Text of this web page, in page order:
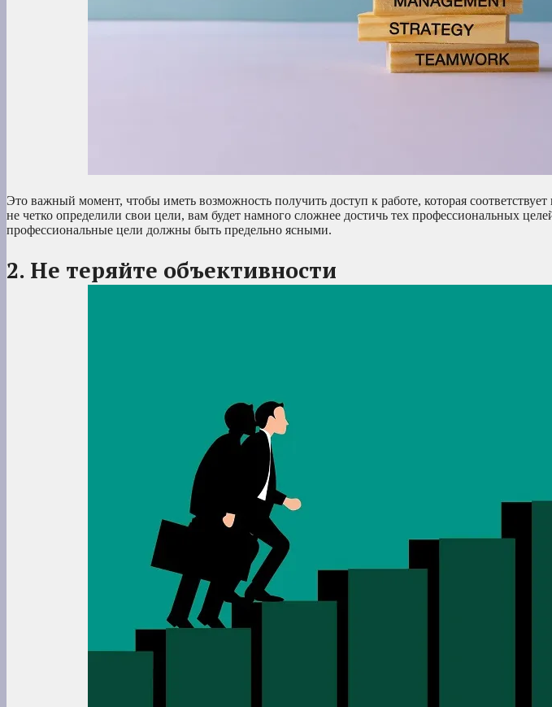
Это важный момент, чтобы иметь возможность получить доступ к работе, которая
не четко определили свои цели, вам будет намного сложнее достичь тех профессиональных
профессиональные цели должны быть предельно ясными.
2. Не теряйте объективности